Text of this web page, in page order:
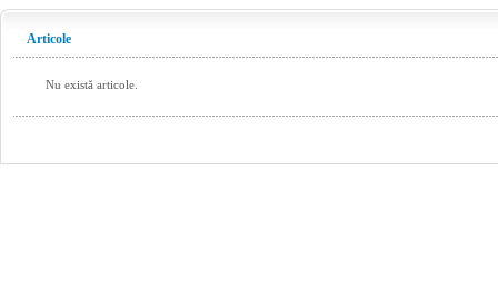
Articole
Nu există articole.